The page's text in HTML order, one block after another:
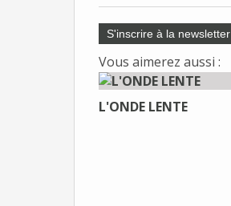
S'inscrire à la newsletter
Vous aimerez aussi :
L'ONDE LENTE